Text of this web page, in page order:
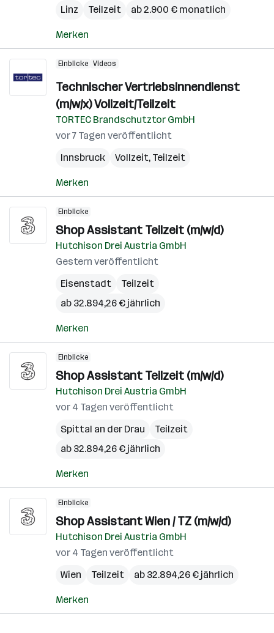
Linz
Teilzeit ab 2.900 € monatlich
Merken
Einblicke Videos
Technischer Vertriebsinnendienst
(m/w/x) Vollzeit/Teilzeit
TORTEC Brandschutztor GmbH
vor 7 Tagen veröffentlicht
Innsbruck
Vollzeit, Teilzeit
Merken
Einblicke
Shop Assistant Teilzeit (m/w/d)
Hutchison Drei Austria GmbH
Gestern veröffentlicht
Eisenstadt
Teilzeit
ab 32.894,26 € jährlich
Merken
Einblicke
Shop Assistant Teilzeit (m/w/d)
Hutchison Drei Austria GmbH
vor 4 Tagen veröffentlicht
Spittal an der Drau
Teilzeit
ab 32.894,26 € jährlich
Merken
Einblicke
Shop Assistant Wien / TZ (m/w/d)
Hutchison Drei Austria GmbH
vor 4 Tagen veröffentlicht
Wien
Teilzeit ab 32.894,26 € jährlich
Merken